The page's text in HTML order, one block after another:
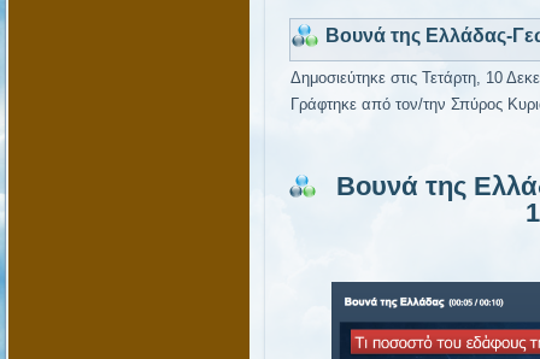
Βουνά της Ελλάδας-
Δημοσιεύτηκε στις Τετάρτη, 10
Γράφτηκε από τον/την Σπύρος
Βουνά της